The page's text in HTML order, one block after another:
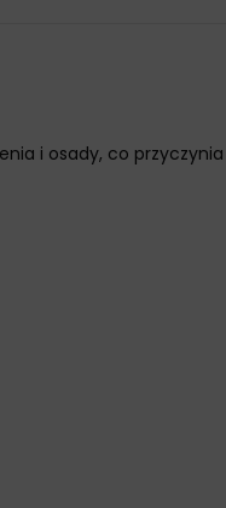
i osady, co przyczynia